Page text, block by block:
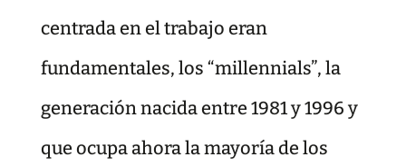
centrada en el trabajo eran
fundamentales, los “millennials”, la
generación nacida entre 1981 y 1996 y
que ocupa ahora la mayoría de los